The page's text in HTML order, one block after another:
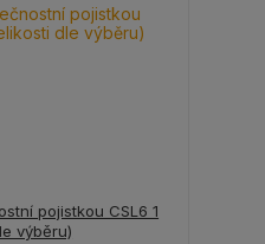
pojistkou CSL6 1
výběru)